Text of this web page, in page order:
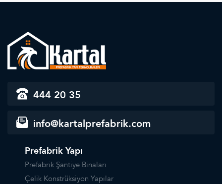
444 20 35
info@kartalprefabrik.com
Prefabrik Yapı
Prefabrik Şantiye Binaları
Çelik Konstrüksiyon Yapılar